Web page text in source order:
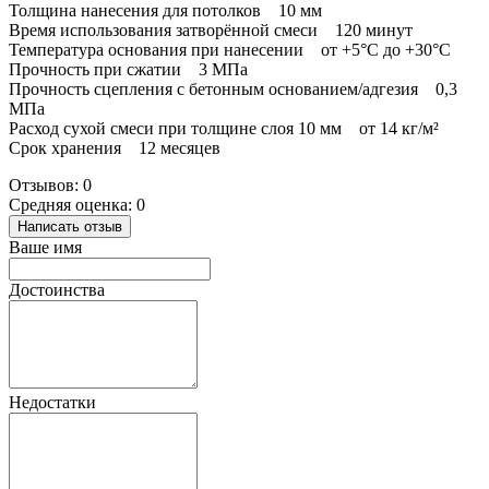
Толщина нанесения для потолков 10 мм
Время использования затворённой смеси 120 минут
Температура основания при нанесении от +5°С до +30°С
Прочность при сжатии 3 МПа
Прочность сцепления с бетонным основанием/адгезия 0,3
МПа
Расход сухой смеси при толщине слоя 10 мм от 14 кг/м²
Срок хранения 12 месяцев
Отзывов: 0
Средняя оценка: 0
Написать отзыв
Ваше имя
Достоинства
Недостатки